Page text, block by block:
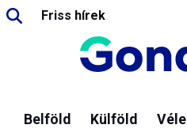
Friss hírek
Belföld Külföld